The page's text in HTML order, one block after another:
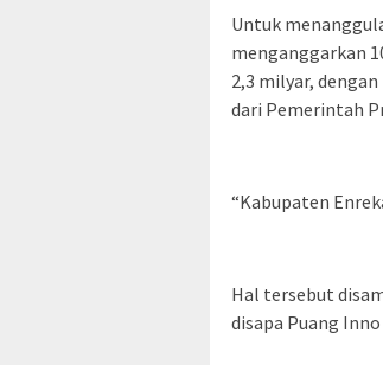
Untuk
menganggarkan
2,3 milyar,
dari Pemerintah
“Kabupaten
Hal tersebut
disapa Puang